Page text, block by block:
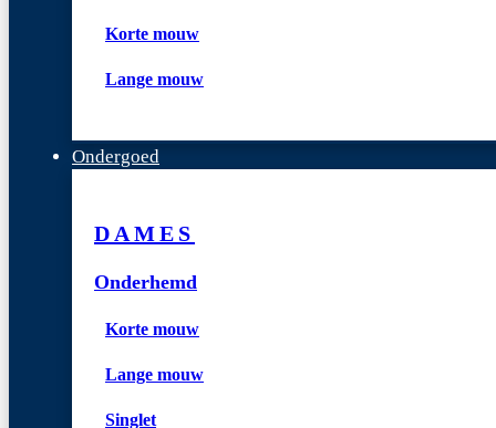
Korte mouw
Lange mouw
Ondergoed
DAMES
Onderhemd
Korte mouw
Lange mouw
Singlet